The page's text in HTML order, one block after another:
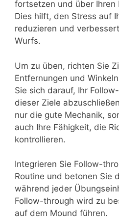
fortsetzen und über Ihren
Dies hilft, den Stress auf
reduzieren und
Wurfs.
Um zu üben, richten Sie
Entfernungen und
Sie sich darauf, Ihr
dieser Ziele
nur die gute Mechanik,
auch Ihre Fähigkeit, die
kontrollieren.
Integrieren Sie Follow-
Routine und betonen Sie
während jeder
Follow-through wird zu
auf dem Mound führen.